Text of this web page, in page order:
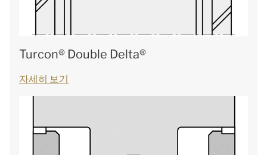
Turcon® Double Delta®
자세히 보기